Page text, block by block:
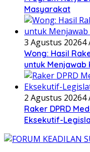
Masyarakat
3 Agustus 20264
Wong: Hasil
untuk
2 Agustus 20264
Raker DPRD
Eksekutif-